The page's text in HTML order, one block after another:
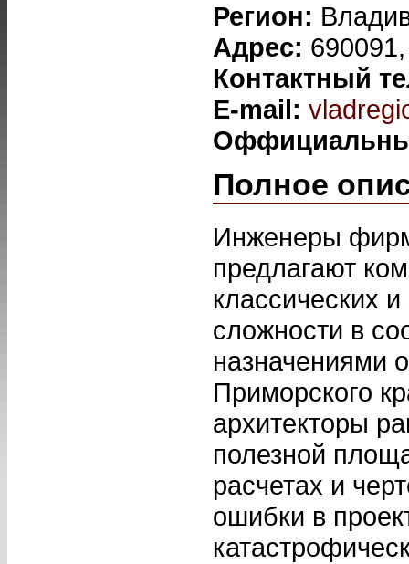
Регион:
Адрес:
Контактный
E-mail:
Полное
Инженеры
предлагают
классических
сложности в
назначениями
Приморского
архитекторы
полезной
расчетах и
ошибки в